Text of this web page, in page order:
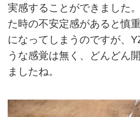
実感することができました
た時の不安定感があると慎
になってしまうのですが、
うな感覚は無く、どんどん
ましたね。